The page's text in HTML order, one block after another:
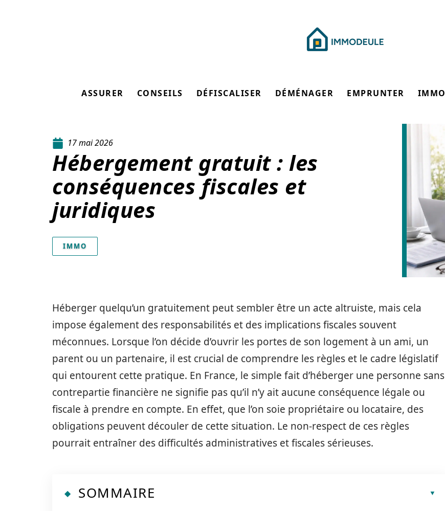
ASSURER CONSEILS DÉFISCALISER DÉMÉNAGER EMPRUNTER IMMO
17 mai 2026
Hébergement gratuit : les
conséquences fiscales et
juridiques
IMMO
Héberger quelqu’un gratuitement peut sembler être un acte altruiste, mais cela
impose également des responsabilités et des implications fiscales souvent
méconnues. Lorsque l’on décide d’ouvrir les portes de son logement à un ami, un
parent ou un partenaire, il est crucial de comprendre les règles et le cadre législatif
qui entourent cette pratique. En France, le simple fait d’héberger une personne sans
contrepartie financière ne signifie pas qu’il n’y ait aucune conséquence légale ou
fiscale à prendre en compte. En effet, que l’on soie propriétaire ou locataire, des
obligations peuvent découler de cette situation. Le non-respect de ces règles
pourrait entraîner des difficultés administratives et fiscales sérieuses.
SOMMAIRE